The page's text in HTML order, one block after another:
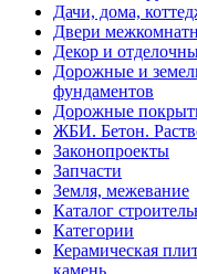
Дачи, дома,
Двери
Декор и
Дорожные и
фундаментов
Дорожные
ЖБИ. Бетон.
Законопроекты
Запчасти
Земля, межевание
Каталог
Категории
Керамическая